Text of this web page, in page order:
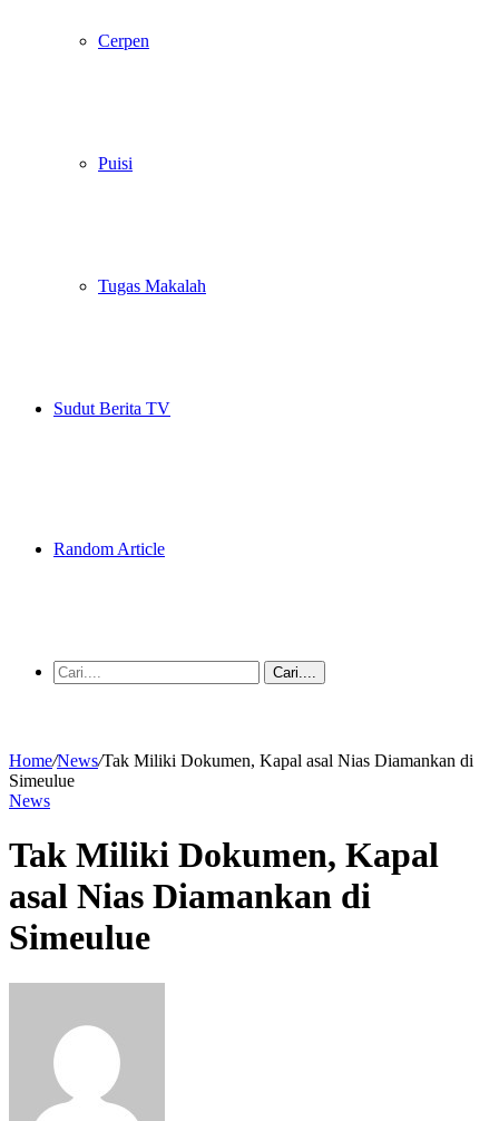
Cerpen
Puisi
Tugas Makalah
Sudut Berita TV
Random Article
Cari....
Home/News/Tak Miliki Dokumen, Kapal asal Nias Diamankan di
Simeulue
News
Tak Miliki Dokumen, Kapal
asal Nias Diamankan di
Simeulue